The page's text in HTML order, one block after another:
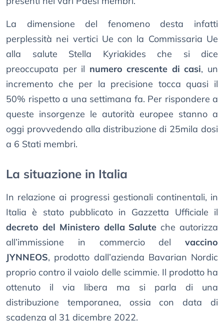
La dimensione del fenomeno desta infatti
perplessità nei vertici Ue con la Commissaria Ue
alla salute Stella Kyriakides che si dice
preoccupata per il numero crescente di casi, un
incremento che per la precisione tocca quasi il
50% rispetto a una settimana fa. Per rispondere a
queste insorgenze le autorità europee stanno a
oggi provvedendo alla distribuzione di 25mila dosi
a 6 Stati membri.
La situazione in Italia
In relazione ai progressi gestionali continentali, in
Italia è stato pubblicato in Gazzetta Ufficiale il
decreto del Ministero della Salute che autorizza
all’immissione in commercio del vaccino
JYNNEOS, prodotto dall’azienda Bavarian Nordic
proprio contro il vaiolo delle scimmie. Il prodotto ha
ottenuto il via libera ma si parla di una
distribuzione temporanea, ossia con data di
scadenza al 31 dicembre 2022.